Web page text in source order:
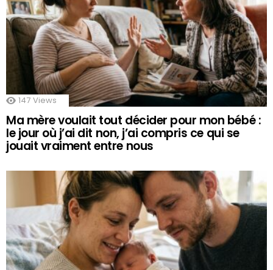
147 Views
Ma mère voulait tout décider pour mon bébé :
le jour où j’ai dit non, j’ai compris ce qui se
jouait vraiment entre nous